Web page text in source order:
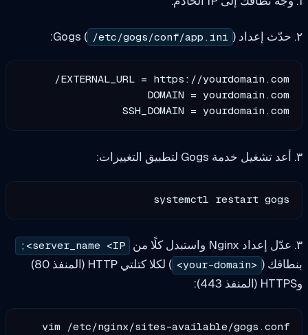
/etc/gogs/conf/app.ini ):
EXTERNAL_URL = https://yourdomain.com/
DOMAIN = yourdomain.com
SSH_DOMAIN = yourdomain.com
systemctl restart gogs
server_name <IP>;
(
<your-domain> ) لكلا كتلتي HTTP (المنفذ 80)
vim /etc/nginx/sites-available/gogs.conf